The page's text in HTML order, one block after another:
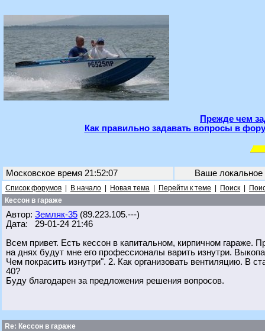
Прежде чем
Как правильно задавать вопросы в
Московское время 21:52:07 Ваше
Список форумов В начало Новая тема Перейти к теме Поиск
Кессон в гараже
Автор: Земляк-35 (89.223.105.---)
Дата: 29-01-24 21:46
Всем привет. Есть кессон в капитальном, кирпичном гараже.
на днях будут мне его профессионалы варить изнутри.
Чем покрасить изнутри". 2. Как организовать вентиляцию. В
40?
Буду благодарен за предложения решения вопросов.
Re: Кессон в гараже